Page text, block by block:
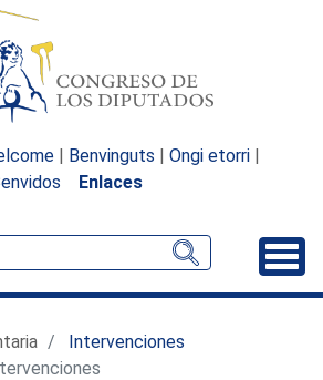
| Benvinguts | Ongi etorri |
Enlaces
Intervenciones